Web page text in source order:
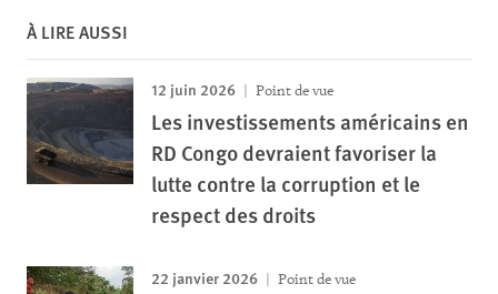
À LIRE AUSSI
12 juin 2026 Point de vue
Les investissements américains en
RD Congo devraient favoriser la
lutte contre la corruption et le
respect des droits
22 janvier 2026 Point de vue